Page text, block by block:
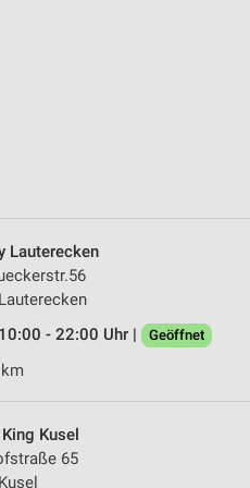
Lauterecken
- 22:00 Uhr |
Geöffnet
Kusel
65
Informationen